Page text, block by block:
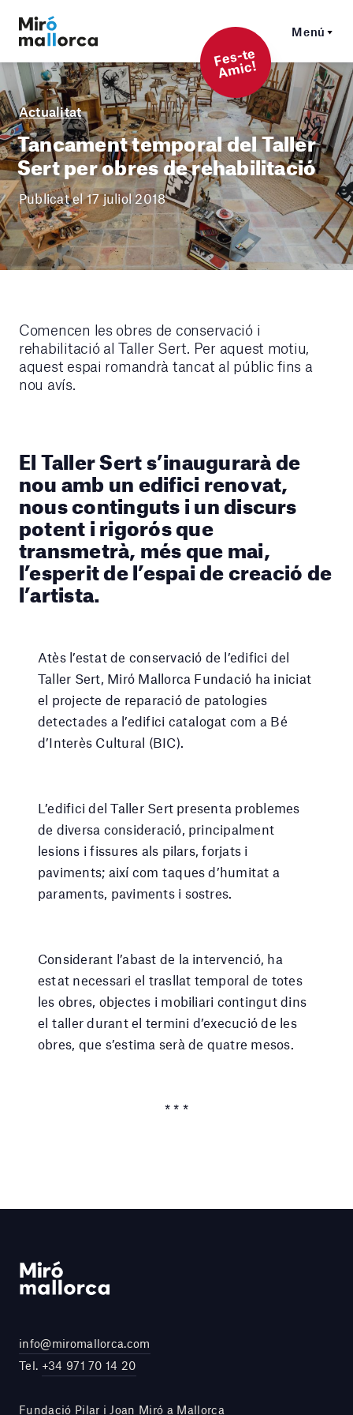
Menú
F
es-t
e
A
mi
c!
Actualitat
Tancament temporal del Taller
Sert per obres de rehabilitació
Publicat el 17 juliol 2018
Comencen les obres de conservació i
rehabilitació al Taller Sert. Per aquest motiu,
aquest espai romandrà tancat al públic fins a
nou avís.
El Taller Sert s’inaugurarà de
nou amb un edifici renovat,
nous continguts i un discurs
potent i rigorós que
transmetrà, més que mai,
l’esperit de l’espai de creació de
l’artista.
Atès l’estat de conservació de l’edifici del
Taller Sert, Miró Mallorca Fundació ha iniciat
el projecte de reparació de patologies
detectades a l’edifici catalogat com a Bé
d’Interès Cultural (BIC).
L’edifici del Taller Sert presenta problemes
de diversa consideració, principalment
lesions i fissures als pilars, forjats i
paviments; així com taques d’humitat a
paraments, paviments i sostres.
Considerant l’abast de la intervenció, ha
estat necessari el trasllat temporal de totes
les obres, objectes i mobiliari contingut dins
el taller durant el termini d’execució de les
obres, que s’estima serà de quatre mesos.
* * *
info@miromallorca.com
Tel. +34 971 70 14 20
Fundació Pilar i Joan Miró a Mallorca